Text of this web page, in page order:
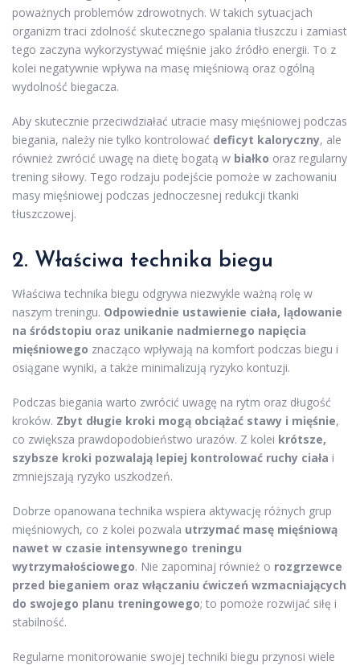
poważnych problemów zdrowotnych. W takich sytuacjach
organizm traci zdolność skutecznego spalania tłuszczu i zamiast
tego zaczyna wykorzystywać mięśnie jako źródło energii. To z
kolei negatywnie wpływa na masę mięśniową oraz ogólną
wydolność biegacza.
Aby skutecznie przeciwdziałać utracie masy mięśniowej podczas
biegania, należy nie tylko kontrolować deficyt kaloryczny, ale
również zwrócić uwagę na dietę bogatą w białko oraz regularny
trening siłowy. Tego rodzaju podejście pomoże w zachowaniu
masy mięśniowej podczas jednoczesnej redukcji tkanki
tłuszczowej.
2. Właściwa technika biegu
Właściwa technika biegu odgrywa niezwykle ważną rolę w
naszym treningu. Odpowiednie ustawienie ciała, lądowanie
na śródstopiu oraz unikanie nadmiernego napięcia
mięśniowego znacząco wpływają na komfort podczas biegu i
osiągane wyniki, a także minimalizują ryzyko kontuzji.
Podczas biegania warto zwrócić uwagę na rytm oraz długość
kroków. Zbyt długie kroki mogą obciążać stawy i mięśnie,
co zwiększa prawdopodobieństwo urazów. Z kolei krótsze,
szybsze kroki pozwalają lepiej kontrolować ruchy ciała i
zmniejszają ryzyko uszkodzeń.
Dobrze opanowana technika wspiera aktywację różnych grup
mięśniowych, co z kolei pozwala utrzymać masę mięśniową
nawet w czasie intensywnego treningu
wytrzymałościowego. Nie zapominaj również o rozgrzewce
przed bieganiem oraz włączaniu ćwiczeń wzmacniających
do swojego planu treningowego; to pomoże rozwijać siłę i
stabilność.
Regularne monitorowanie swojej techniki biegu przynosi wiele